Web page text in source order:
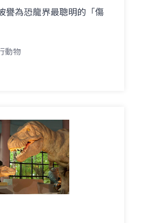
譽為恐龍界最聰明的「傷
動物